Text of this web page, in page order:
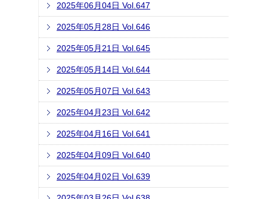
2025年06月04日 Vol.647
2025年05月28日 Vol.646
2025年05月21日 Vol.645
2025年05月14日 Vol.644
2025年05月07日 Vol.643
2025年04月23日 Vol.642
2025年04月16日 Vol.641
2025年04月09日 Vol.640
2025年04月02日 Vol.639